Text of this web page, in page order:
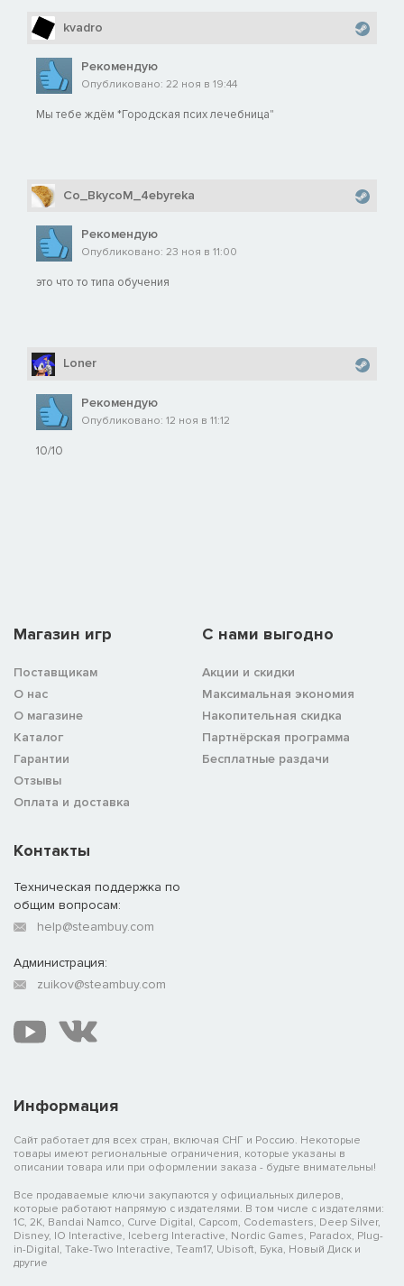
kvadro
Рекомендую
Опубликовано: 22 ноя в 19:44
Мы тебе ждём *Городская псих лечебница"
Co_BkycoM_4ebyreka
Рекомендую
Опубликовано: 23 ноя в 11:00
это что то типа обучения
Loner
Рекомендую
Опубликовано: 12 ноя в 11:12
10/10
Магазин игр
Поставщикам
О нас
О магазине
Каталог
Гарантии
Отзывы
Оплата и доставка
C нами выгодно
Акции и скидки
Максимальная экономия
Накопительная скидка
Партнёрская программа
Бесплатные раздачи
Информация
Сайт работает для всех стран, включая СНГ и Россию. Некоторые
товары имеют региональные ограничения, которые указаны в
описании товара или при оформлении заказа - будьте внимательны!
Все продаваемые ключи закупаются у официальных дилеров,
которые работают напрямую с издателями. В том числе с издателями:
1C, 2K, Bandai Namco, Curve Digital, Capcom, Codemasters, Deep Silver,
Disney, IO Interactive, Iceberg Interactive, Nordic Games, Paradox, Plug-
in-Digital, Take-Two Interactive, Team17, Ubisoft, Бука, Новый Диск и
другие
Контакты
Техническая поддержка по
общим вопросам:
help@steambuy.com
Администрация:
zuikov@steambuy.com